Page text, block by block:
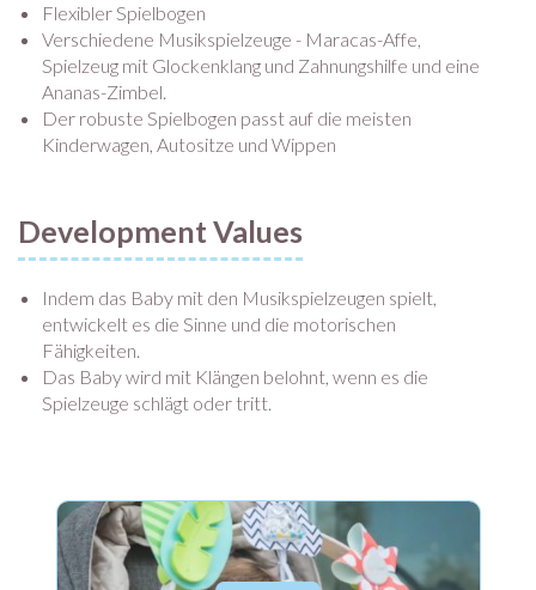
Flexibler Spielbogen
Verschiedene Musikspielzeuge - Maracas-Affe,
Spielzeug mit Glockenklang und Zahnungshilfe und eine
Ananas-Zimbel.
Der robuste Spielbogen passt auf die meisten
Kinderwagen, Autositze und Wippen
Development Values
Indem das Baby mit den Musikspielzeugen spielt,
entwickelt es die Sinne und die motorischen
Fähigkeiten.
Das Baby wird mit Klängen belohnt, wenn es die
Spielzeuge schlägt oder tritt.